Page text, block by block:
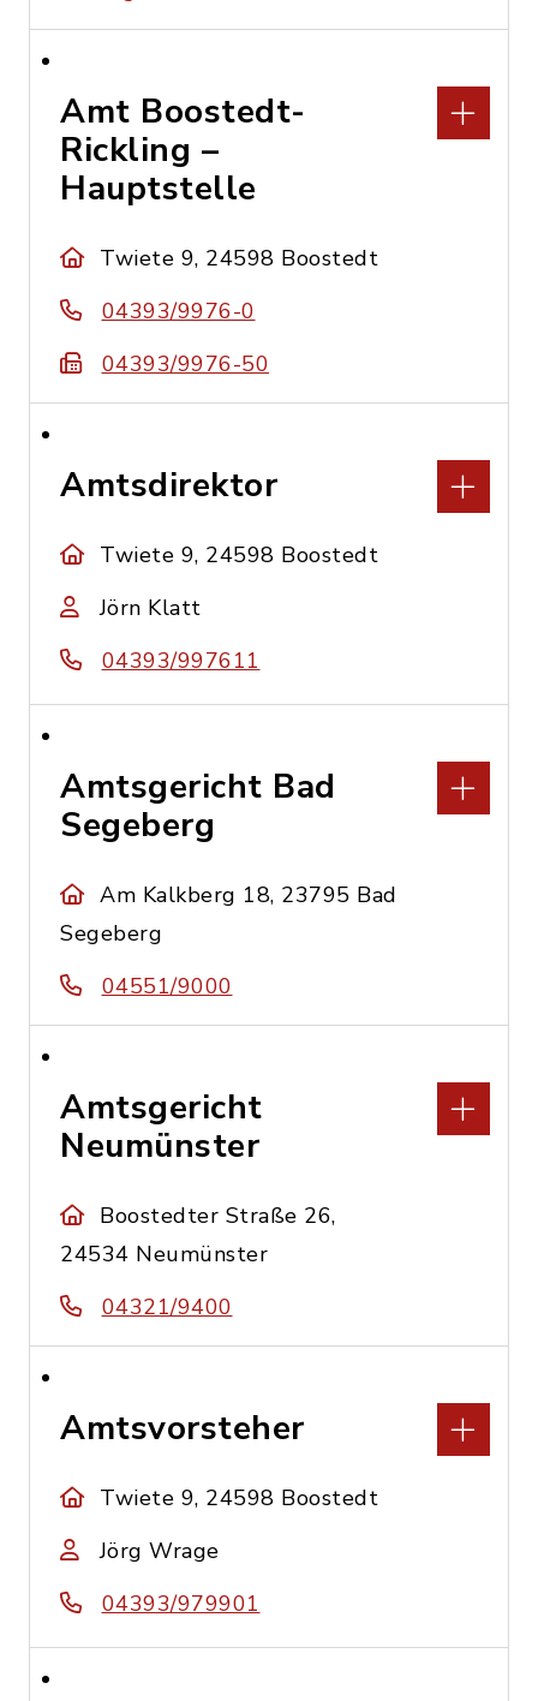
Amt Boostedt-
Rickling –
Hauptstelle
Twiete 9, 24598 Boostedt
04393/9976-0
04393/9976-50
Amtsdirektor
Twiete 9, 24598 Boostedt
Jörn Klatt
04393/997611
Amtsgericht Bad
Segeberg
Am Kalkberg 18, 23795 Bad
Segeberg
04551/9000
Amtsgericht
Neumünster
Boostedter Straße 26,
24534 Neumünster
04321/9400
Amtsvorsteher
Twiete 9, 24598 Boostedt
Jörg Wrage
04393/979901